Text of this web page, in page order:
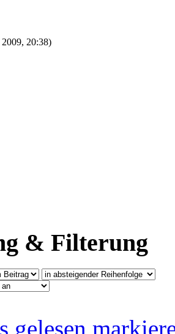
2009, 20:38)
& Filterung
gelesen